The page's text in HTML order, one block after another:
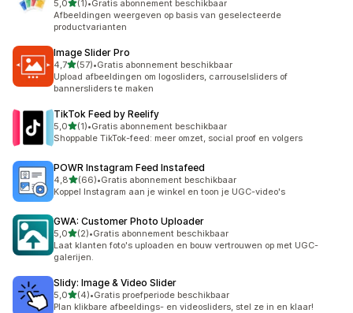
5,0van 5 sterren
(1)
1 recensies in totaal
•Gratis abonnement beschikbaar
Afbeeldingen weergeven op basis van geselecteerde
productvarianten
Image Slider Pro
4,7van 5 sterren
(57)
57 recensies in totaal
•Gratis abonnement beschikbaar
Upload afbeeldingen om logosliders, carrouselsliders of
bannersliders te maken
TikTok Feed by Reelify
5,0van 5 sterren
(1)
1 recensies in totaal
•Gratis abonnement beschikbaar
Shoppable TikTok-feed: meer omzet, social proof en volgers
POWR Instagram Feed Instafeed
4,8van 5 sterren
(66)
66 recensies in totaal
•Gratis abonnement beschikbaar
Koppel Instagram aan je winkel en toon je UGC-video's
GWA: Customer Photo Uploader
5,0van 5 sterren
(2)
2 recensies in totaal
•Gratis abonnement beschikbaar
Laat klanten foto's uploaden en bouw vertrouwen op met UGC-
galerijen.
Slidy: Image & Video Slider
5,0van 5 sterren
(4)
4 recensies in totaal
•Gratis proefperiode beschikbaar
Plan klikbare afbeeldings- en videosliders, stel ze in en klaar!